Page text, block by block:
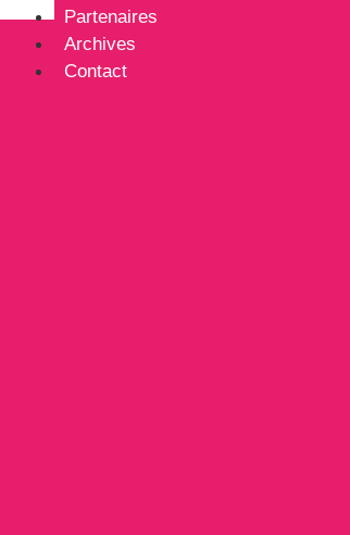
Partenaires
Archives
Contact